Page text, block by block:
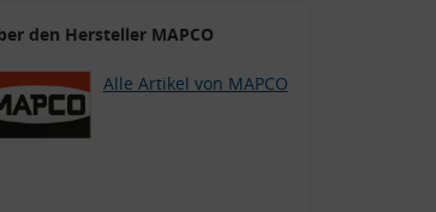
den Hersteller MAPCO
Alle Artikel von MAPCO